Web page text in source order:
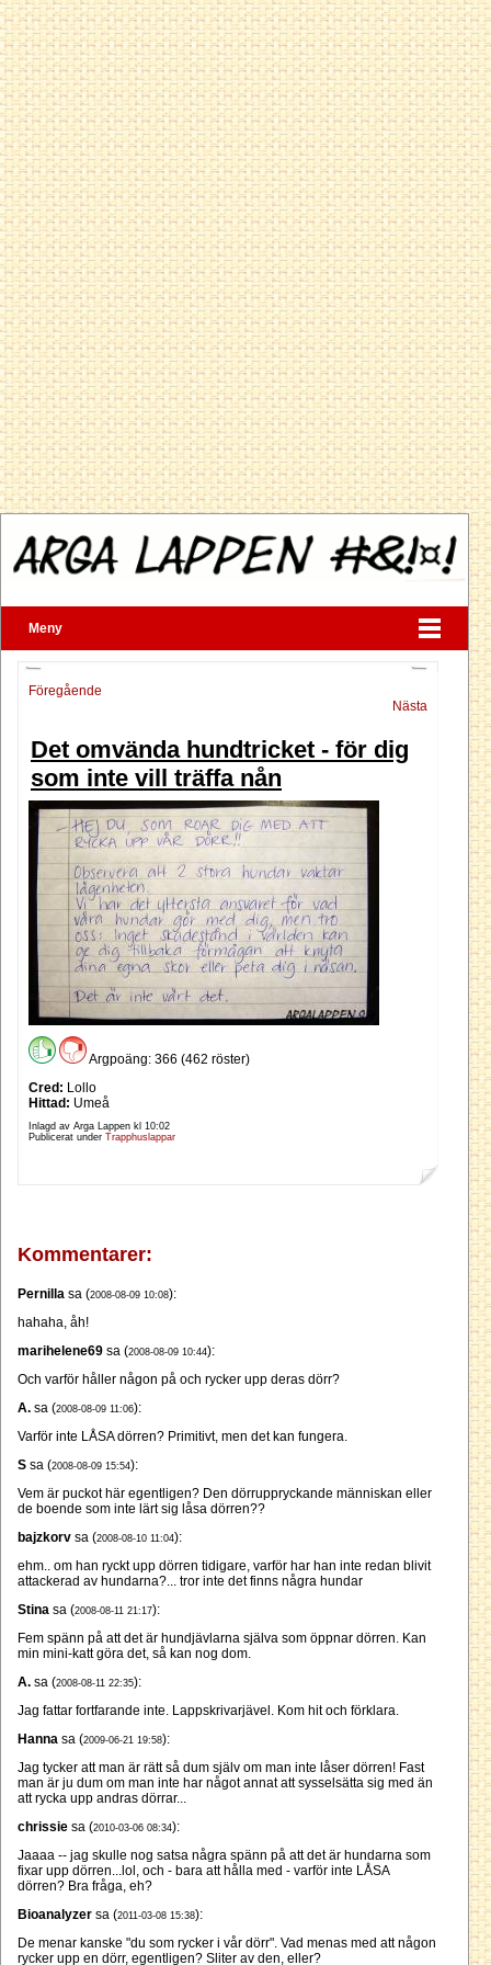
Meny
Föregående
Nästa
Det omvända hundtricket - för dig
som inte vill träffa nån
Argpoäng: 366 (462 röster)
Cred: Lollo
Hittad: Umeå
Inlagd av Arga Lappen kl 10:02
Publicerat under Trapphuslappar
Kommentarer:
Pernilla sa (2008-08-09 10:08):
hahaha, åh!
marihelene69 sa (2008-08-09 10:44):
Och varför håller någon på och rycker upp deras dörr?
A. sa (2008-08-09 11:06):
Varför inte LÅSA dörren? Primitivt, men det kan fungera.
S sa (2008-08-09 15:54):
Vem är puckot här egentligen? Den dörruppryckande människan eller
de boende som inte lärt sig låsa dörren??
bajzkorv sa (2008-08-10 11:04):
ehm.. om han ryckt upp dörren tidigare, varför har han inte redan blivit
attackerad av hundarna?... tror inte det finns några hundar
Stina sa (2008-08-11 21:17):
Fem spänn på att det är hundjävlarna själva som öppnar dörren. Kan
min mini-katt göra det, så kan nog dom.
A. sa (2008-08-11 22:35):
Jag fattar fortfarande inte. Lappskrivarjävel. Kom hit och förklara.
Hanna sa (2009-06-21 19:58):
Jag tycker att man är rätt så dum själv om man inte låser dörren! Fast
man är ju dum om man inte har något annat att sysselsätta sig med än
att rycka upp andras dörrar...
chrissie sa (2010-03-06 08:34):
Jaaaa -- jag skulle nog satsa några spänn på att det är hundarna som
fixar upp dörren...lol, och - bara att hålla med - varför inte LÅSA
dörren? Bra fråga, eh?
Bioanalyzer sa (2011-03-08 15:38):
De menar kanske "du som rycker i vår dörr". Vad menas med att någon
rycker upp en dörr, egentligen? Sliter av den, eller?